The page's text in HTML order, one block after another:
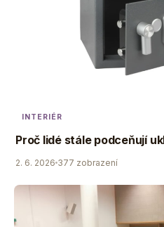
INTERIÉR
Proč lidé stále podceňují
2. 6. 2026 377 zobrazení